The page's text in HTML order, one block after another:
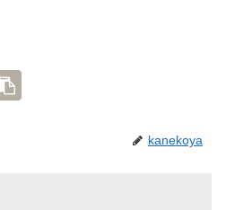
kanekoya